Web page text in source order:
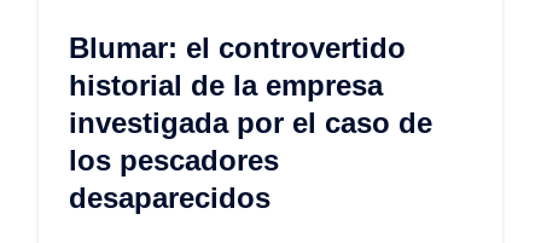
Blumar: el controvertido
historial de la empresa
investigada por el caso de
los pescadores
desaparecidos